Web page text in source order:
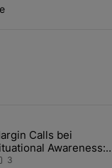
Artikel der letzten
der
mit dem Titel
Calls bei
Awareness:
über den Retter-
3